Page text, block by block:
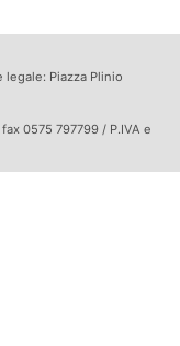
legale: Piazza Plinio
0575 797799 / P.IVA e